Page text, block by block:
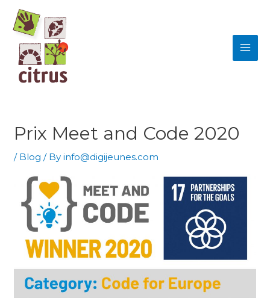
content
Prix Meet and Code 2020
/ Blog / Byinfo@digijeunes.com